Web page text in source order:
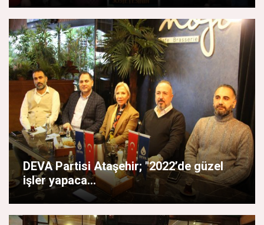
DEVA Partisi Ataşehir; "2022’de güzel
işler yapaca...